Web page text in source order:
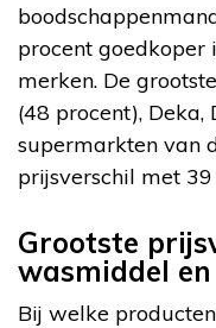
procent goedkoper
merken. De
(48 procent), Deka,
supermarkten van
prijsverschil met
Grootste
wasmiddel
Bij welke